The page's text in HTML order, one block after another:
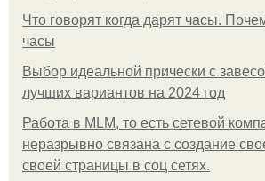
Что говорят когда дарят часы.
часы
Выбор идеальной прически с
лучших вариантов на 2024 год
Работа в MLM, то есть сетевой
неразрывно связана с создание
своей страницы в соц сетях.